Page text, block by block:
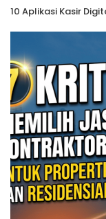
10 Aplikasi Kasir